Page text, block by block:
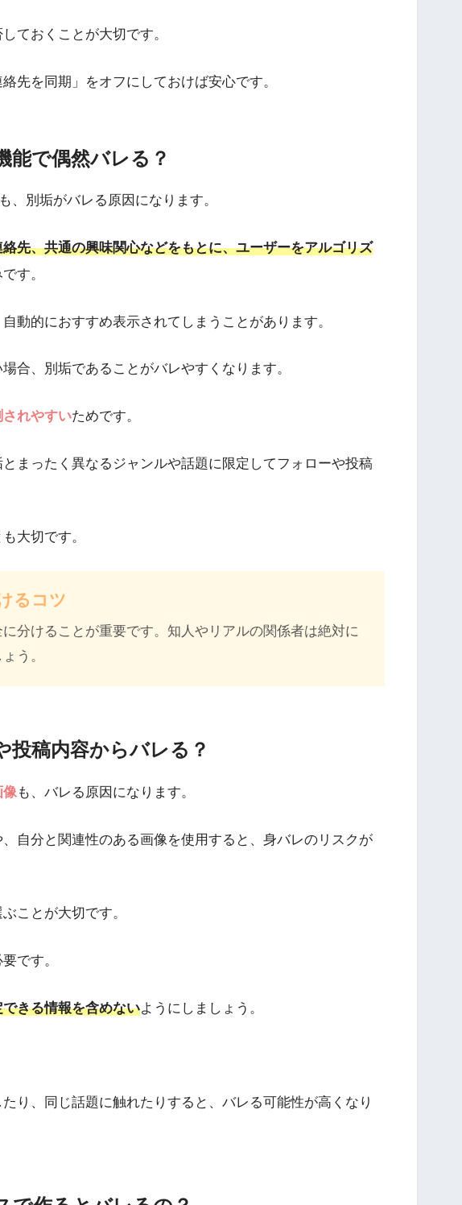
ておくことが大切です。
先を同期」をオフにしておけば安心です。
能で偶然バレる？
、別垢がバレる原因になります。
先、共通の興味関心などをもとに、ユーザーをアルゴリズ
す。
動的におすすめ表示されてしまうことがあります。
合、別垢であることがバレやすくなります。
されやすいためです。
まったく異なるジャンルや話題に限定してフォローや投稿
大切です。
るコツ
分けることが重要です。知人やリアルの関係者は絶対に
う。
投稿内容からバレる？
像も、バレる原因になります。
自分と関連性のある画像を使用すると、身バレのリスクが
ことが大切です。
です。
きる情報を含めないようにしましょう。
り、同じ話題に触れたりすると、バレる可能性が高くなり